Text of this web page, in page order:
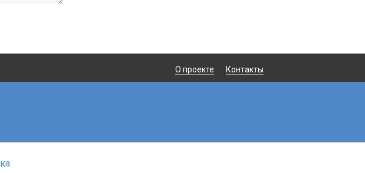
О проекте Контакты